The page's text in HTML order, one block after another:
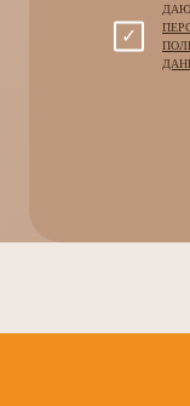
ДАЮ